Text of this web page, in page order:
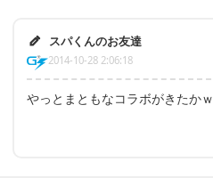
スパくんのお友達
2014-10-28 2:06:18
やっとまともなコラボがきたかｗ